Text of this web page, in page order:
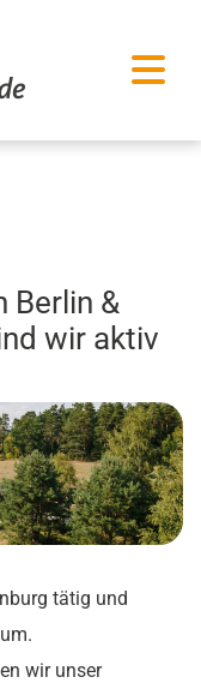
Berlin &
wir aktiv
tätig und
wir unser